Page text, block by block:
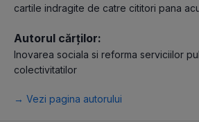
cartile indragite de catre cititori pana
Autorul cărților:
Inovarea sociala si reforma serviciilor
colectivitatilor
→ Vezi pagina autorului